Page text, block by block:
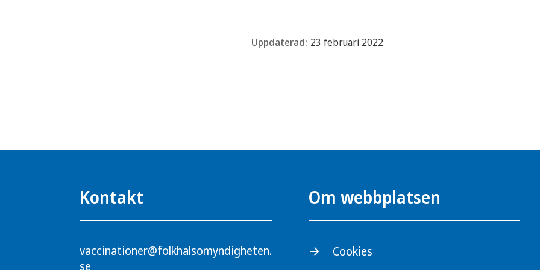
Uppdaterad: 23 februari 2022
Kontakt
vaccinationer@folkhalsomyndigheten.
se
Om webbplatsen
Cookies